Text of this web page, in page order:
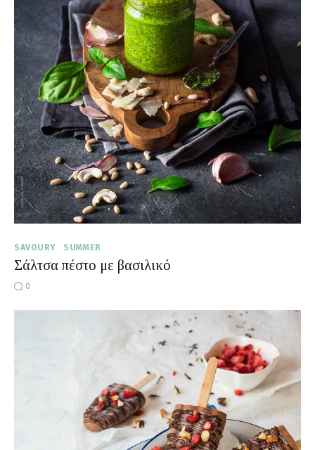
SAVOURY SUMMER
Σάλτσα πέστο με βασιλικό
0